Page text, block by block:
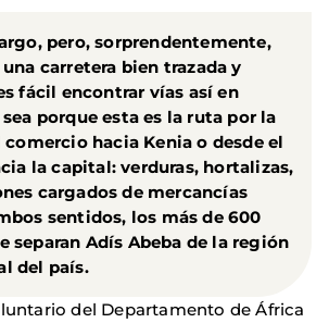
pero, sorprendentemente,
carretera bien trazada y
fácil encontrar vías así en
sea porque esta es la ruta por la
comercio hacia Kenia o desde el
la capital: verduras, hortalizas,
cargados de mercancías
sentidos, los más de 600
separan Adís Abeba de la región
del país.
del Departamento de África